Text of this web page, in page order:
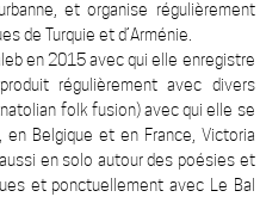
et organise régulièrement
de Turquie et d’Arménie.
en 2015 avec qui elle enregistre
régulièrement avec divers
folk fusion) avec qui elle se
en Belgique et en France, Victoria
en solo autour des poésies et
et ponctuellement avec Le Bal